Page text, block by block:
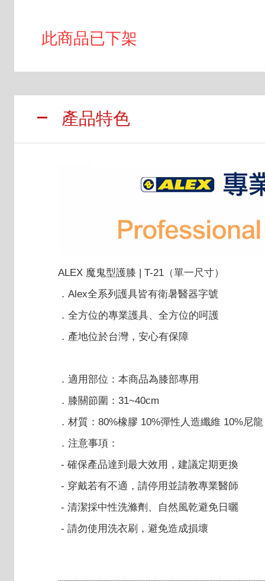
此商品已下架
產品特色
ALEX 魔鬼型護膝 | T-21（單一尺寸）
．Alex全系列護具皆有衛暑醫器字號
．全方位的專業護具、全方位的呵護
．產地位於台灣，安心有保障
．適用部位：本商品為膝部專用
．膝關節圍：31~40cm
．材質：80%橡膠 10%彈性人造纖維 10%尼龍
．注意事項：
- 確保產品達到最大效用，建議定期更換
- 穿戴若有不適，請停用並請教專業醫師
- 清潔採中性洗滌劑、自然風乾避免日曬
- 請勿使用洗衣刷，避免造成損壞